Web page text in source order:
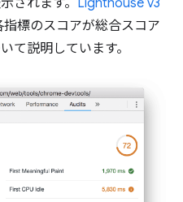
されます。 Lighthouse v3
指標のスコアが総合スコア
て説明しています。